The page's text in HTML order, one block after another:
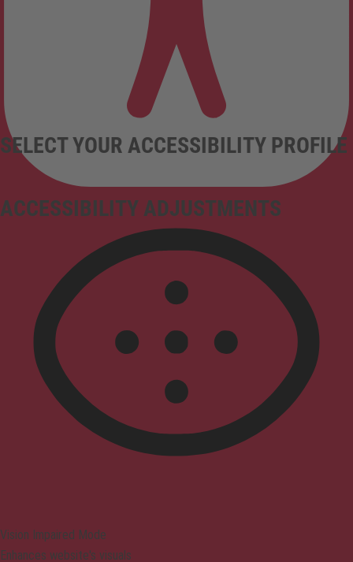
ACCESSIBILITY ADJUSTMENTS
SELECT YOUR ACCESSIBILITY PROFILE
Vision Impaired Mode
Enhances website's visuals